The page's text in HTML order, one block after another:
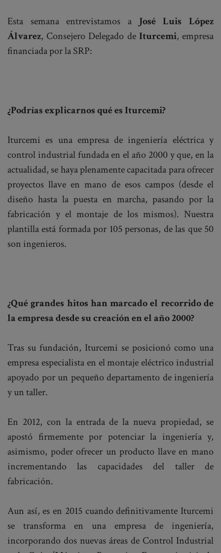
Esta semana entrevistamos a José Luis López
Álvarez, Consejero Delegado de Iturcemi, empresa
financiada por la SRP:
¿Podrías explicarnos qué es Iturcemi?
Iturcemi es una empresa de ingeniería eléctrica y
control industrial fundada en el año 2000 y que, en la
actualidad, se haya plenamente capacitada para ofrecer
proyectos llave en mano de esos campos (desde el
diseño hasta la puesta en marcha, pasando por la
fabricación y el montaje de los mismos). Nuestra
plantilla está formada por 105 personas, de las que 50
son ingenieros.
¿Qué grandes hitos han marcado el recorrido de
la empresa desde su creación en el año 2000?
Tras su fundación, Iturcemi se posicionó como una
empresa especialista en el montaje eléctrico industrial
apoyado por un pequeño departamento de ingeniería
y un taller.
En 2012, con la entrada de la nueva propiedad, se
apostó firmemente por potenciar la ingeniería y,
asimismo, poder ofrecer un producto llave en mano
incrementando las capacidades del taller de
fabricación.
Aun así, es en 2015 cuando definitivamente Iturcemi
se transforma en una empresa de ingeniería,
incorporando dos nuevas áreas de Control Industrial